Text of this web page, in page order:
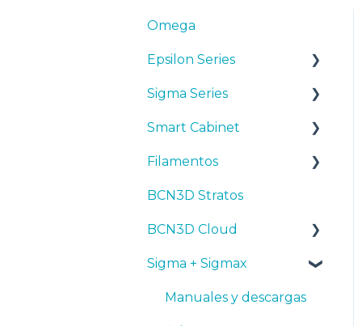
Omega
Epsilon Series
Manuales y Descargas
Primeros pasos
Mantenimiento
Consejos
Resolución de
Sigma Series
Manuales y descargas
Primeros pasos
Mantenimiento
Consejos
Troubleshooting
Smart Cabinet
Manuales y Descargas
Primeros pasos
Mantenimiento
Resolución de
Filamentos
Consejos
PLA
Tough PLA
TPU
BCN3D Stratos
BCN3D Cloud
BCN3D Cloud Teams
Sigma + Sigmax
Manuales y descargas